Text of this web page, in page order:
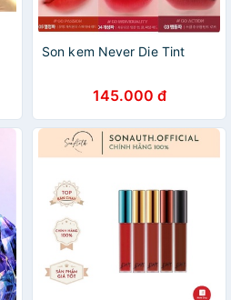
Son kem Never Die Tint
145.000 đ